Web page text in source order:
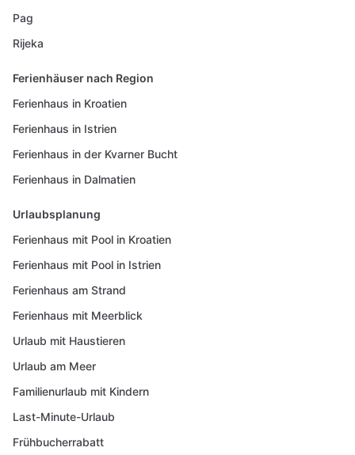
Pag
Rijeka
Ferienhäuser nach Region
Ferienhaus in Kroatien
Ferienhaus in Istrien
Ferienhaus in der Kvarner Bucht
Ferienhaus in Dalmatien
Urlaubsplanung
Ferienhaus mit Pool in Kroatien
Ferienhaus mit Pool in Istrien
Ferienhaus am Strand
Ferienhaus mit Meerblick
Urlaub mit Haustieren
Urlaub am Meer
Familienurlaub mit Kindern
Last-Minute-Urlaub
Frühbucherrabatt